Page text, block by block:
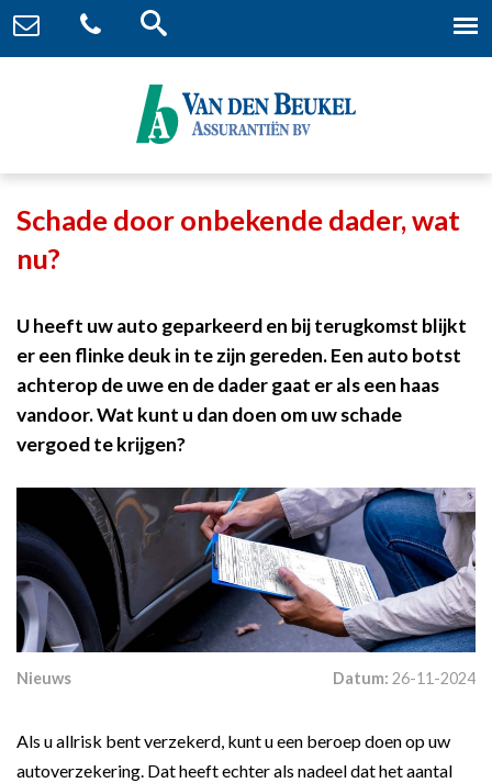
Schade door onbekende dader, wat
nu?
U heeft uw auto geparkeerd en bij terugkomst blijkt
er een flinke deuk in te zijn gereden. Een auto botst
achterop de uwe en de dader gaat er als een haas
vandoor. Wat kunt u dan doen om uw schade
vergoed te krijgen?
Nieuws Datum: 26-11-2024
Als u allrisk bent verzekerd, kunt u een beroep doen op uw
autoverzekering. Dat heeft echter als nadeel dat het aantal